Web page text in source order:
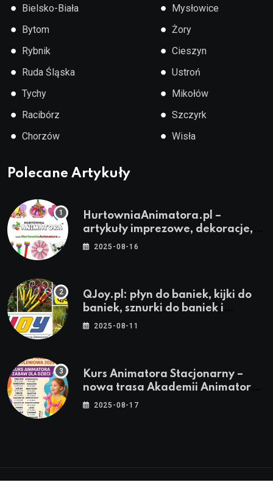
● Bielsko-Biała
● Bytom
● Rybnik
● Ruda Śląska
● Tychy
● Racibórz
● Chorzów
● Mysłowice
● Żory
● Cieszyn
● Ustroń
● Mikołów
● Szczyrk
● Wisła
Polecane Artykuły
HurtowniaAnimatora.pl –
artykuły imprezowe, dekoracje,
stroje i akcesoria dla animatorów
2025-08-16
QJoy.pl: płyn do baniek, kijki do
baniek, sznurki do baniek i
zestawy do baniek
2025-08-11
Kurs Animatora Stacjonarny –
nowa trasa Akademii Animatora
– jesień 2025
2025-08-17